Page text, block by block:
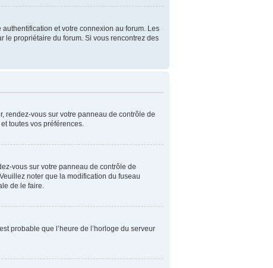
et votre connexion au forum. Les
le propriétaire du forum. Si vous rencontrez des
rendez-vous sur votre panneau de contrôle de
toutes vos préférences.
vous sur votre panneau de contrôle de
noter que la modification du fuseau
de le faire.
probable que l’heure de l’horloge du serveur